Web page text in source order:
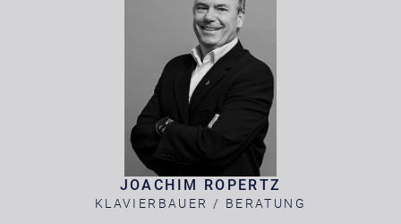
JOACHIM ROPERTZ
KLAVIERBAUER / BERATUNG